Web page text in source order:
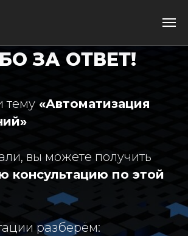
ЗА ОТВЕТ!
тему «Автоматизация
вы можете получить
консультацию по этой
разберём: